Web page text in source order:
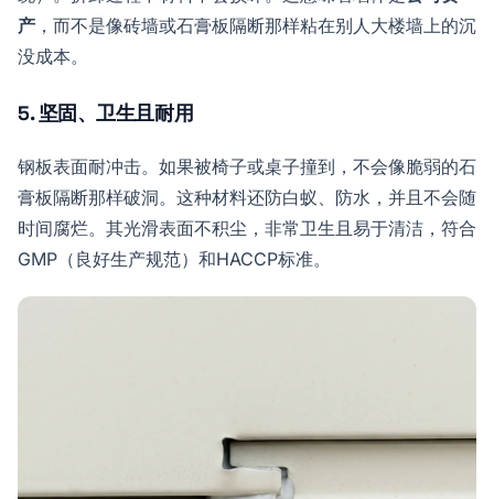
产 ，而不是像砖墙或石膏板隔断那样粘在别人大楼墙上的沉
没成本。
5. 坚固、卫生且耐用
钢板表面耐冲击。如果被椅子或桌子撞到，不会像脆弱的石
膏板隔断那样破洞。这种材料还防白蚁、防水，并且不会随
时间腐烂。其光滑表面不积尘，非常卫生且易于清洁，符合
GMP（良好生产规范）和HACCP标准。